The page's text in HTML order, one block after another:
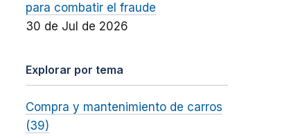
para combatir el fraude
30 de Jul de 2026
Explorar por tema
Compra y mantenimiento de carros
(39)